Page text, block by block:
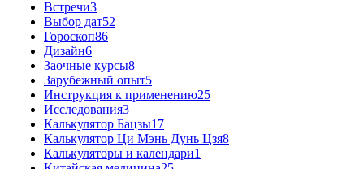
Встречи3
Выбор дат52
Гороскоп86
Дизайн6
Заочные курсы8
Зарубежный опыт5
Инструкция к применению25
Исследования3
Калькулятор Бацзы17
Калькулятор Ци Мэнь Дунь Цзя8
Калькуляторы и календари1